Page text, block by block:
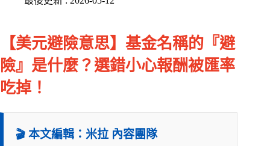
【美元避險意思】基金名稱的『避
險』是什麼？選錯小心報酬被匯率
吃掉！
🎬 本文編輯：米拉 內容團隊